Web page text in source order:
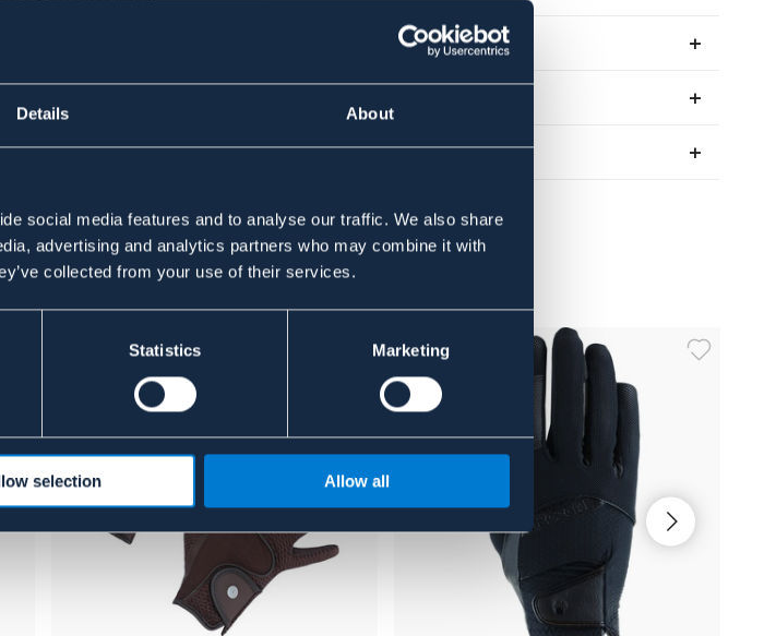
Details About
social media features and to analyse our traffic. We also share
advertising and analytics partners who may combine it with
collected from your use of their services.
Statistics Marketing
selection Allow all
Se lager i butik
Om varumärket